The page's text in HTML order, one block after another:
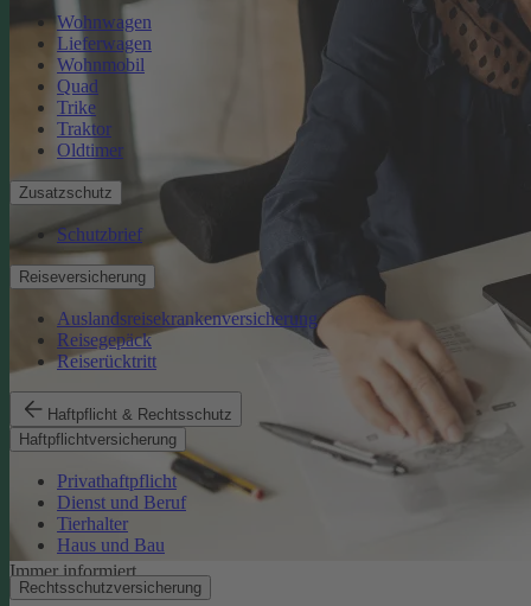
Wohnwagen
Lieferwagen
Wohnmobil
Quad
Trike
Traktor
Oldtimer
Zusatzschutz
Schutzbrief
Reiseversicherung
Auslandsreisekrankenversicherung
Reisegepäck
Reiserücktritt
Haftpflicht & Rechtsschutz
Haftpflichtversicherung
Privathaftpflicht
Dienst und Beruf
Tierhalter
Haus und Bau
Rechtsschutzversicherung
Immer informiert